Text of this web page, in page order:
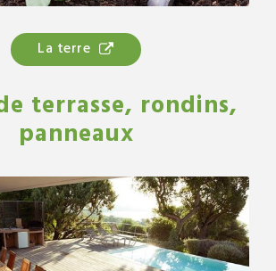
La terre
terrasse, rondins,
panneaux